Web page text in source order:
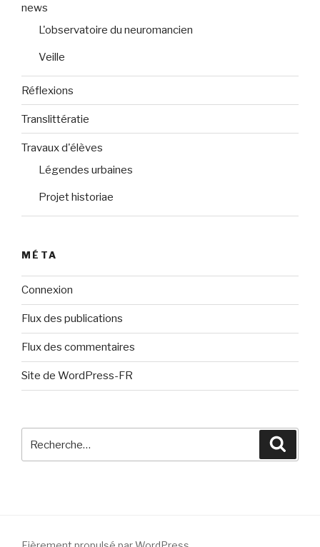
news
L'observatoire du neuromancien
Veille
Réflexions
Translittératie
Travaux d'élèves
Légendes urbaines
Projet historiae
MÉTA
Connexion
Flux des publications
Flux des commentaires
Site de WordPress-FR